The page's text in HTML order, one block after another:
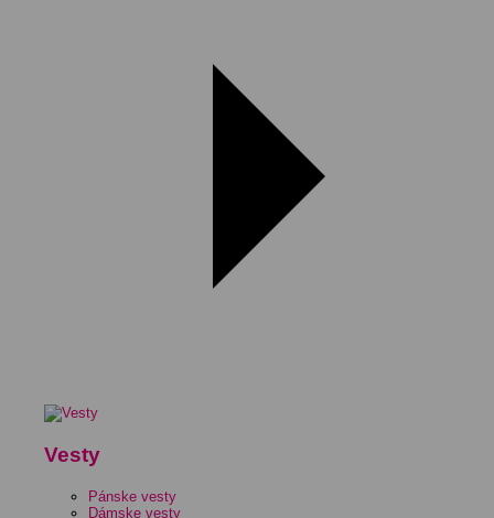
Vesty
Pánske vesty
Dámske vesty